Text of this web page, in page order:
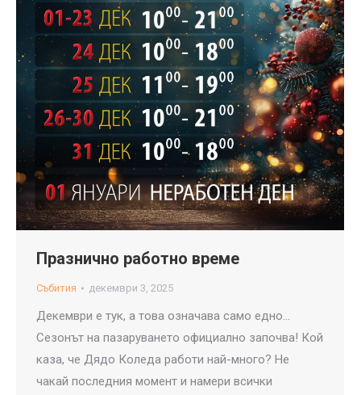
Празнично работно време
Събития декември 3, 2025
Декември е тук, а това означава само едно…
Сезонът на пазаруването официално започва! Кой
каза, че Дядо Коледа работи най-много? Не
чакай последния момент и намери всички